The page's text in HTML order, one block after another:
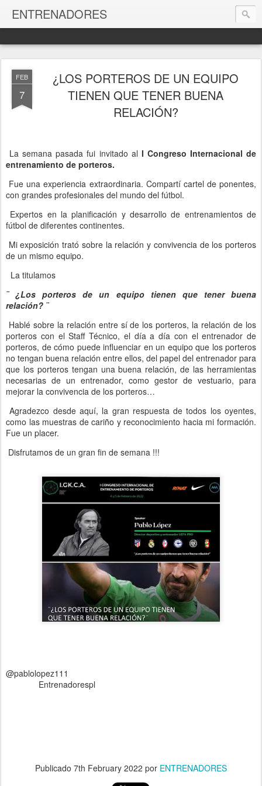
ENTRENADORES
FEB
7
¿LOS PORTEROS DE UN EQUIPO
TIENEN QUE TENER BUENA
RELACIÓN?
La semana pasada fui invitado al I Congreso Internacional de
entrenamiento de porteros.
Fue una experiencia extraordinaria. Compartí cartel de ponentes,
con grandes profesionales del mundo del fútbol.
Expertos en la planificación y desarrollo de entrenamientos de
fútbol de diferentes continentes.
Mi exposición trató sobre la relación y convivencia de los porteros
de un mismo equipo.
La titulamos
¨ ¿Los porteros de un equipo tienen que tener buena
relación? ¨
Hablé sobre la relación entre sí de los porteros, la relación de los
porteros con el Staff Técnico, el día a día con el entrenador de
porteros, de cómo puede influenciar en un equipo que los porteros
no tengan buena relación entre ellos, del papel del entrenador para
que los porteros tengan una buena relación, de las herramientas
necesarias de un entrenador, como gestor de vestuario, para
mejorar la convivencia de los porteros…
Agradezco desde aquí, la gran respuesta de todos los oyentes,
como las muestras de cariño y reconocimiento hacia mi formación.
Fue un placer.
Disfrutamos de un gran fin de semana !!!
@pablolopez111
Entrenadorespl
Publicado 7th February 2022 por ENTRENADORES